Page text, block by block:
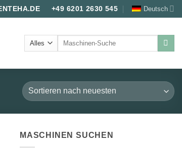
+49 6201 2630 545 Deutsch
Suche
MASCHINEN SUCHEN